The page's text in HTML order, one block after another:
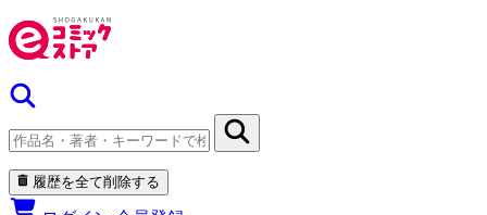
履歴を全て削除する